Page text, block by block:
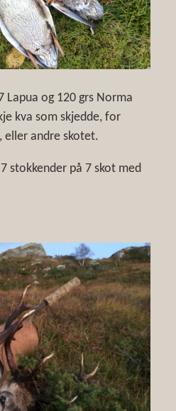
Lapua og 120 grs Norma
kva som skjedde, for
eller andre skotet.
stokkender på 7 skot med